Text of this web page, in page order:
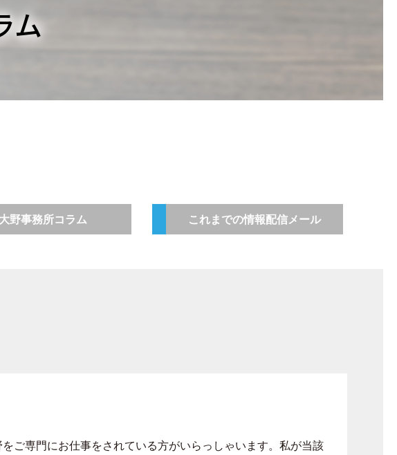
ム
大野事務所コラム これまでの情報配信メール
ご専門にお仕事をされている方がいらっしゃいます。私が当該